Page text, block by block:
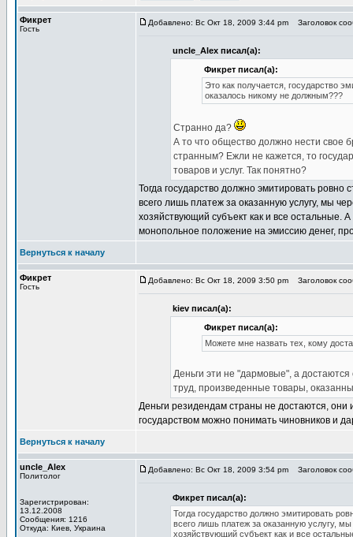
Фикрет
Гость
Добавлено: Вс Окт 18, 2009 3:44 pm Заголовок
uncle_Alex писал(а):
Фикрет писал(а):
Это как получается, государство
оказалось никому не должным???
Странно да?
А то что общество должно нести свое
странным? Ежли не кажется, то
товаров и услуг. Так понятно?
Тогда государство должно эмитировать ровно
всего лишь платеж за оказанную услугу, мы
хозяйствующий субъект как и все остальные.
монопольное положение на эмиссию денег,
Вернуться к началу
Фикрет
Гость
Добавлено: Вс Окт 18, 2009 3:50 pm Заголовок
kiev писал(а):
Фикрет писал(а):
Можете мне назвать тех, кому
Деньги эти не "дармовые", а
труд, произведенные товары,
Деньги резидендам страны не достаются,
государством можно понимать чиновников и
Вернуться к началу
uncle_Alex
Политолог
Зарегистрирован:
13.12.2008
Сообщения: 1216
Откуда: Киев, Украина
Добавлено: Вс Окт 18, 2009 3:54 pm Заголовок
Фикрет писал(а):
Тогда государство должно эмитировать
всего лишь платеж за оказанную услугу,
хозяйствующий субъект как и все